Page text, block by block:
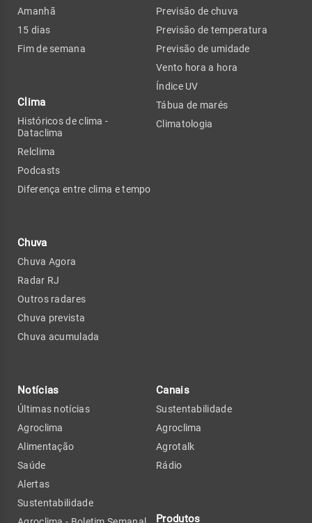
Amanhã
15 dias
Fim de semana
Clima
Históricos de clima -
Dataclima
Relclima
Podcasts
Diferença entre clima e tempo
Chuva
Chuva Agora
Radar RJ
Outros radares
Chuva prevista
Chuva acumulada
Previsão de chuva
Previsão de temperatura
Previsão de umidade
Vento hora a hora
Índice UV
Tábua de marés
Climatologia
Notícias
Últimas notícias
Agroclima
Alimentação
Saúde
Alertas
Sustentabilidade
Canais
Sustentabilidade
Agroclima
Agrotalk
Rádio
Produtos